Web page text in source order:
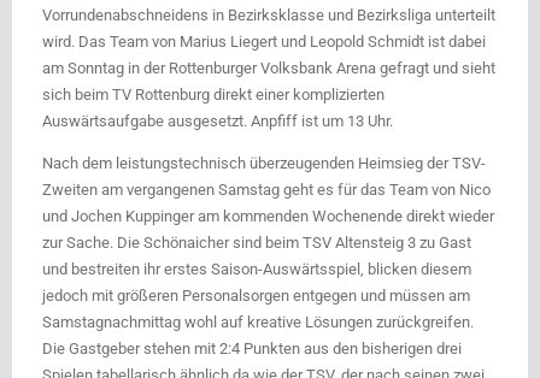
Vorrundenabschneidens in Bezirksklasse und Bezirksliga unterteilt
wird. Das Team von Marius Liegert und Leopold Schmidt ist dabei
am Sonntag in der Rottenburger Volksbank Arena gefragt und sieht
sich beim TV Rottenburg direkt einer komplizierten
Auswärtsaufgabe ausgesetzt. Anpfiff ist um 13 Uhr.
Nach dem leistungstechnisch überzeugenden Heimsieg der TSV-
Zweiten am vergangenen Samstag geht es für das Team von Nico
und Jochen Kuppinger am kommenden Wochenende direkt wieder
zur Sache. Die Schönaicher sind beim TSV Altensteig 3 zu Gast
und bestreiten ihr erstes Saison-Auswärtsspiel, blicken diesem
jedoch mit größeren Personalsorgen entgegen und müssen am
Samstagnachmittag wohl auf kreative Lösungen zurückgreifen.
Die Gastgeber stehen mit 2:4 Punkten aus den bisherigen drei